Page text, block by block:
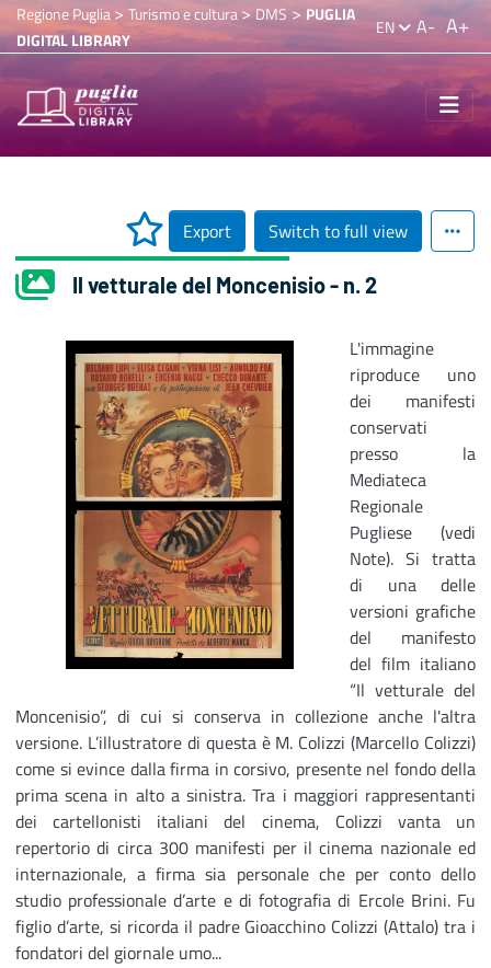
Regione Puglia> Turismo e cultura>DMS > PUGLIA
DIGITAL LIBRARY
EN A- A+
Export Switch to full view
Il vetturale del Moncenisio - n. 2
L'immagine
riproduce uno
dei manifesti
conservati
presso la
Mediateca
Regionale
Pugliese (vedi
Note). Si tratta
di una delle
versioni grafiche
del manifesto
del film italiano
“Il vetturale del
Moncenisio”, di cui si conserva in collezione anche l'altra
versione. L’illustratore di questa è M. Colizzi (Marcello Colizzi)
come si evince dalla firma in corsivo, presente nel fondo della
prima scena in alto a sinistra. Tra i maggiori rappresentanti
dei cartellonisti italiani del cinema, Colizzi vanta un
repertorio di circa 300 manifesti per il cinema nazionale ed
internazionale, a firma sia personale che per conto dello
studio professionale d’arte e di fotografia di Ercole Brini. Fu
figlio d’arte, si ricorda il padre Gioacchino Colizzi (Attalo) tra i
fondatori del giornale umo...